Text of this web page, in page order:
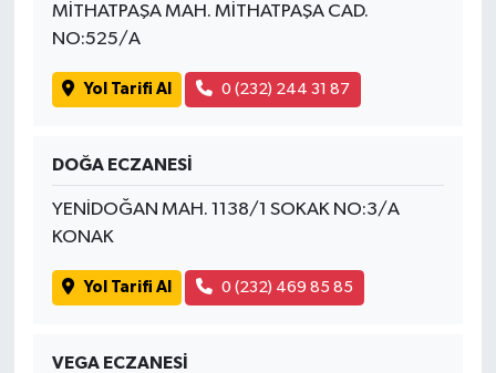
MİTHATPAŞA MAH. MİTHATPAŞA CAD.
NO:525/A
Yol Tarifi Al 0 (232) 244 31 87
DOĞA ECZANESİ
YENİDOĞAN MAH. 1138/1 SOKAK NO:3/A
KONAK
Yol Tarifi Al 0 (232) 469 85 85
VEGA ECZANESİ